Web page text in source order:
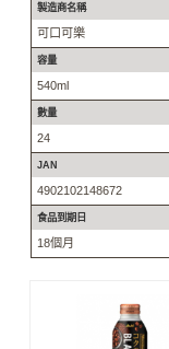
製造商名稱
可口可樂
容量
540ml
數量
24
JAN
4902102148672
食品到期日
18個月